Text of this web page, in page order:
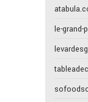
le-grand-